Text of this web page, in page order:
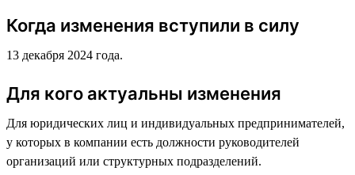
Когда изменения вступили в силу
13 декабря 2024 года.
Для кого актуальны изменения
Для юридических лиц и индивидуальных предпринимателей,
у которых в компании есть должности руководителей
организаций или структурных подразделений.